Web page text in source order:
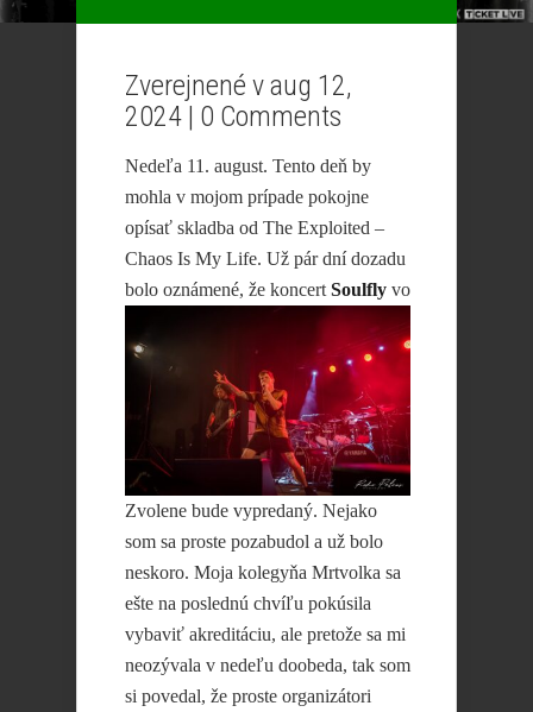
Zverejnené v aug 12,
2024 | 0 Comments
Nedeľa 11. august. Tento deň by
mohla v mojom prípade pokojne
opísať skladba od The Exploited –
Chaos Is My Life. Už pár dní dozadu
bolo oznámené, že koncert Soulfly vo
Zvolene bude vypredaný. Nejako
som sa proste pozabudol a už bolo
neskoro. Moja kolegyňa Mrtvolka sa
ešte na poslednú chvíľu pokúsila
vybaviť akreditáciu, ale pretože sa mi
neozývala v nedeľu doobeda, tak som
si povedal, že proste organizátori